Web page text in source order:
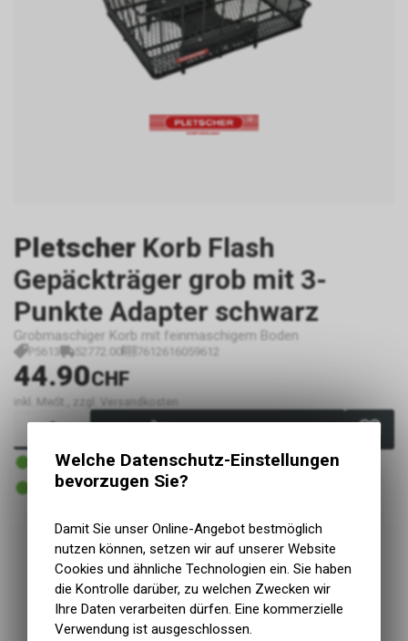
Pletscher Korb Flash
Gepäckträger grob mit 3-
Punkte Adapter schwarz
Grobmaschiger Korb mit feinmaschigem Boden
P5613 52772.00 7612616059612
44.90CHF
inkl. MwSt., zzgl. Versandkosten
1 - 3 Tage lieferbar
Versand
1 - 3 Tage lieferbar
Abholung VELOIN Zweirad-Werkstatt
KurzbezeichnungFlash
EinsatzbereichTransport, City
Grösse/Abm.23x30x22 cm
Montageartauf Gepäckträger
Maschenweite grob
Welche Datenschutz-Einstellungen
bevorzugen Sie?
Damit Sie unser Online-Angebot bestmöglich
nutzen können, setzen wir auf unserer Website
Cookies und ähnliche Technologien ein. Sie haben
die Kontrolle darüber, zu welchen Zwecken wir
Ihre Daten verarbeiten dürfen. Eine kommerzielle
Verwendung ist ausgeschlossen.